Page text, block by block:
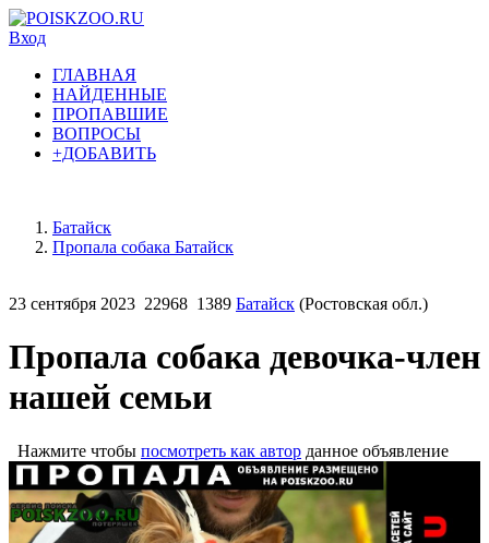
Вход
ГЛАВНАЯ
НАЙДЕННЫЕ
ПРОПАВШИЕ
ВОПРОСЫ
+ДОБАВИТЬ
Батайск
Пропала собака Батайск
23 сентября 2023 22968 1389 Батайск (Ростовская обл.)
Пропала собака девочка-член
нашей семьи
Нажмите чтобы посмотреть как автор данное объявление